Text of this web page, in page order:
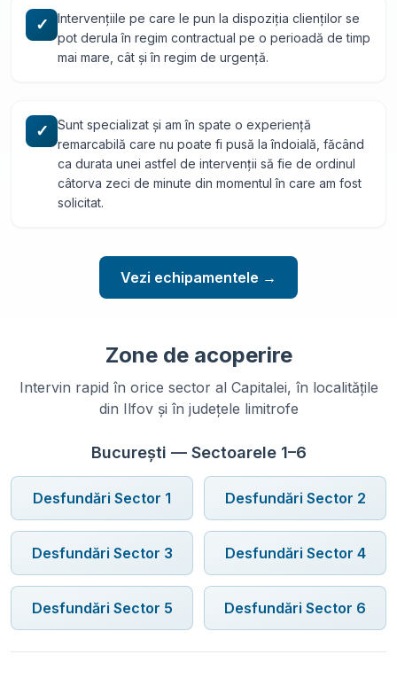
✓
Intervențiile pe care le pun la dispoziția clienților se
pot derula în regim contractual pe o perioadă de timp
mai mare, cât și în regim de urgență.
✓
Sunt specializat și am în spate o experiență
remarcabilă care nu poate fi pusă la îndoială, făcând
ca durata unei astfel de intervenții să fie de ordinul
câtorva zeci de minute din momentul în care am fost
solicitat.
Vezi echipamentele →
Zone de acoperire
Intervin rapid în orice sector al Capitalei, în localitățile
din Ilfov și în județele limitrofe
București — Sectoarele 1–6
Desfundări Sector 1 Desfundări Sector 2
Desfundări Sector 3 Desfundări Sector 4
Desfundări Sector 5 Desfundări Sector 6